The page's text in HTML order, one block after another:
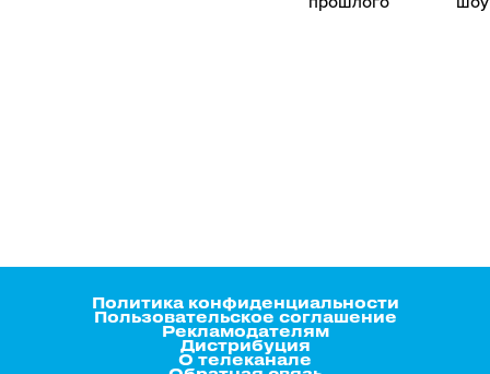
Политика конфиденциальности
Пользовательское соглашение
Рекламодателям
Дистрибуция
О телеканале